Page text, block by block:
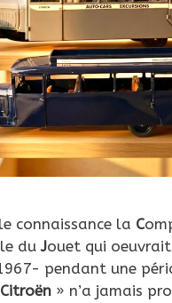
connaissance la C
duJouet qui
pendant une
Citroën » n’a jamais